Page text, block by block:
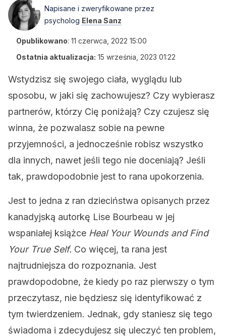
Napisane i zweryfikowane przez
psycholog Elena Sanz
Opublikowano: 11 czerwca, 2022 15:00
Ostatnia aktualizacja: 15 września, 2023 01:22
Wstydzisz się swojego ciała, wyglądu lub
sposobu, w jaki się zachowujesz? Czy wybierasz
partnerów, którzy Cię poniżają? Czy czujesz się
winna, że pozwalasz sobie na pewne
przyjemności, a jednocześnie robisz wszystko
dla innych, nawet jeśli tego nie doceniają? Jeśli
tak, prawdopodobnie jest to rana upokorzenia.
Jest to jedna z ran dzieciństwa opisanych przez
kanadyjską autorkę Lise Bourbeau w jej
wspaniałej książce Heal Your Wounds and Find
Your True Self. Co więcej, ta rana jest
najtrudniejsza do rozpoznania. Jest
prawdopodobne, że kiedy po raz pierwszy o tym
przeczytasz, nie będziesz się identyfikować z
tym twierdzeniem. Jednak, gdy staniesz się tego
świadoma i zdecydujesz się uleczyć ten problem,